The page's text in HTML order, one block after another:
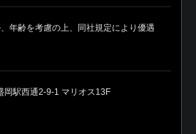
年齢を考慮の上、同社規定により優遇
岡駅西通2-9-1 マリオス13F